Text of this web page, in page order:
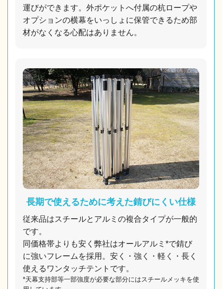
運びができます。外ポケットへ付属の杭ロープや
オプションの横幕をいっしょに保管できるため部
材がなくなる心配はありません。
長期で使えるために考えた錆びにくい仕様
従来品はスチールとアルミの複合タイプが一般的
です。
同価格帯よりも安く弊社はオールアルミ*で錆び
に強いフレームを採用。安く・強く・軽く・長く
使えるワンタッチテントです。
*天幕支持部等一部強度が必要な部分にはスチールメッキを使